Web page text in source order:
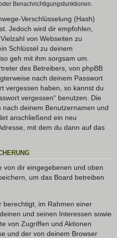
Benachrichtigungsfunktionen.
Verschlüsselung (Hash)
Jedoch wird dir empfohlen,
von Webseiten zu
Schlüssel zu deinem
geh mit ihm sorgsam um.
des Betreibers, von phpBB
nach deinem Passwort
vergessen haben, so kannst du
vergessen“ benutzen. Die
deinem Benutzernamen und
anschließend ein neu
mit dem du dann auf das
von dir eingegebenen und oben
um das Board betreiben
berechtigt, im Rahmen einer
und seinen Interessen sowie
von Zugriffen und Aktionen
und der von deinem Browser